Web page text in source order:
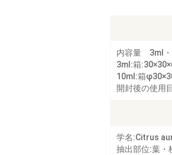
内容量 3ml・
3ml:箱
10ml:箱
開封後の使用
学名:Citrus
抽出部位:葉・